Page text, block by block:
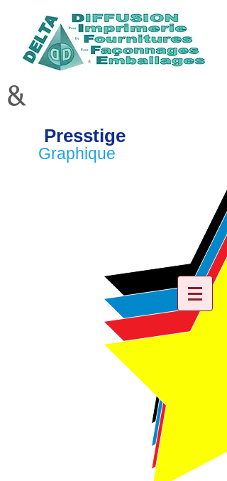
&
Presstige
Graphique